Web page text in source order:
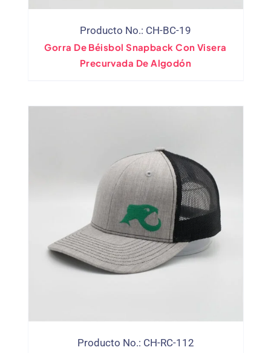
Producto No.: CH-BC-19
Gorra De Béisbol Snapback Con Visera
Precurvada De Algodón
Producto No.: CH-RC-112